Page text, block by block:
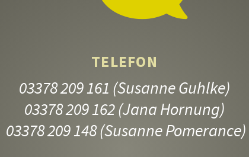
JUNGE MÜTTER
9.–13. Jahrgangsstufe
TELEFON
03378 209 161 (Susanne Guhlke)
03378 209 162(Jana Hornung)
03378 209 148(Susanne Pomerance)